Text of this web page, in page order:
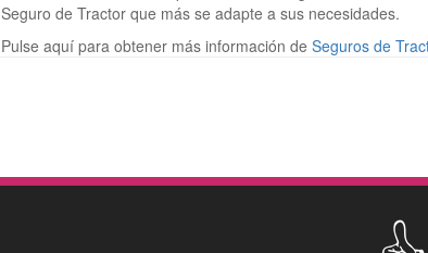
Seguro de Tractor que más se adapte a sus necesidades.
Pulse aquí para obtener más información de Seguros de